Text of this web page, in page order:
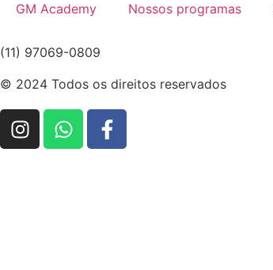
GM Academy Nossos programas
(11) 97069-0809
© 2024 Todos os direitos reservados